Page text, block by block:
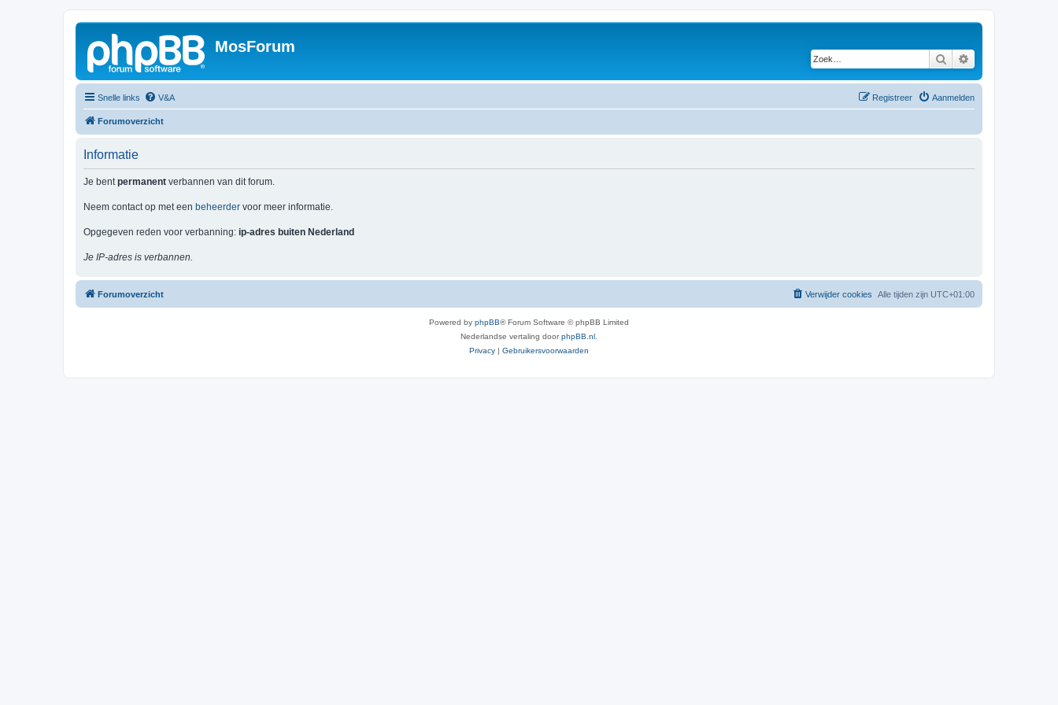
MosForum
Zoek
Snelle links V&A Aanmelden
Registreer
Forumoverzicht
Informatie
Je bentpermanent verbannen van dit forum.
Neem contact op met een beheerder voor meer informatie.
Opgegeven reden voor verbanning: ip-adres buiten Nederland
Je IP-adres is verbannen.
Forumoverzicht Alle tijden zijn UTC+01:00
Verwijder cookies
Powered by phpBB® Forum Software © phpBB Limited
Nederlandse vertaling doorphpBB.nl
Privacy | Gebruikersvoorwaarden